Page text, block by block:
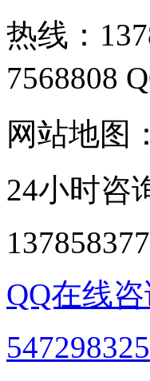
热线：
7568808
网站地图：
24小时咨
QQ在线咨
547298325